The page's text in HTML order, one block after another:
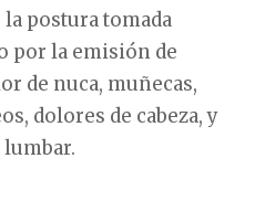
postura tomada
por la emisión de
de nuca, muñecas,
dolores de cabeza, y